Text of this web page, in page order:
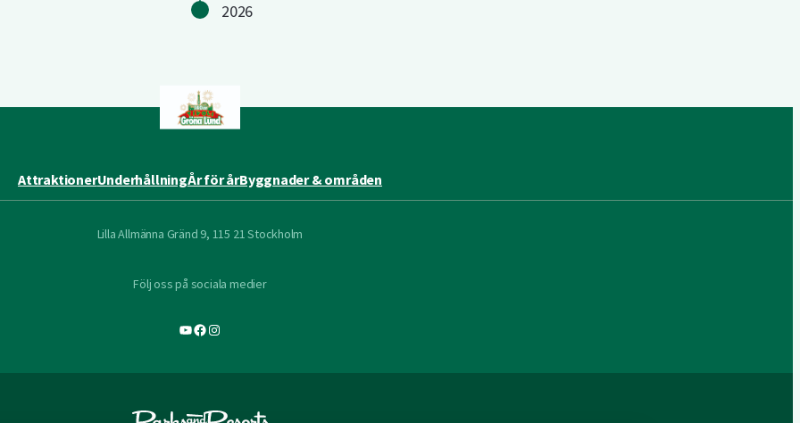
2026
AttraktionerUnderhållningÅr för årByggnader & områden
Lilla Allmänna Gränd 9, 115 21 Stockholm
Följ oss på sociala medier
YouTube
Facebook
Instagram